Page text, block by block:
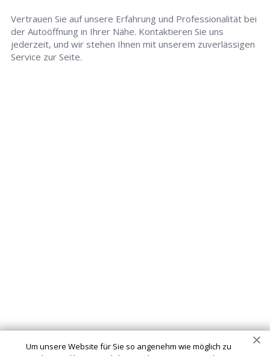
Vertrauen Sie auf unsere Erfahrung und Professionalität bei
der Autoöffnung in Ihrer Nähe. Kontaktieren Sie uns
jederzeit, und wir stehen Ihnen mit unserem zuverlässigen
Service zur Seite.
Um unsere Website für Sie so angenehm wie möglich zu
Schlüsseldienstleistungen in Passau. Ob Sie sich
ausgesperrt haben, ein defektes Schloss haben oder Ihre